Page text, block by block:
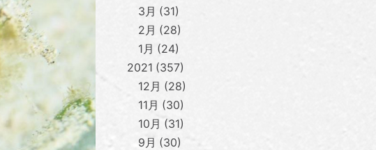
3月
31
2月
28
1月
24
2021 357
12月
28
11月
30
10月
31
9月
30